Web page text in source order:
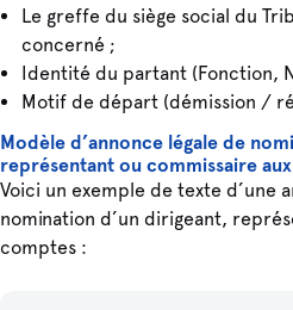
Le greffe du siège social du
concerné ;
Identité du partant (Fonction,
Motif de départ (démission /
Modèle d’annonce légale de
représentant ou commissaire
Voici un exemple de texte d’une
nomination d’un dirigeant,
comptes :